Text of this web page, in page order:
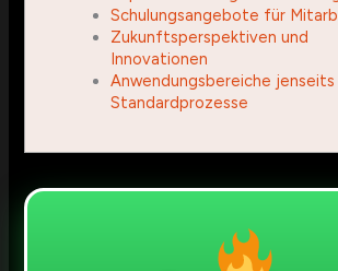
Schulungsangebote für
Zukunftsperspektiven und
Innovationen
Anwendungsbereiche
Standardprozesse